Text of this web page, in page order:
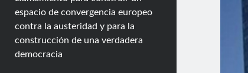
espacio de convergencia europeo
contra la austeridad y para la
construcción de una verdadera
democracia